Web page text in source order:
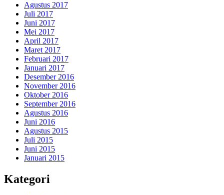
Agustus 2017
Juli 2017
Juni 2017
Mei 2017
April 2017
Maret 2017
Februari 2017
Januari 2017
Desember 2016
November 2016
Oktober 2016
September 2016
Agustus 2016
Juni 2016
Agustus 2015
Juli 2015
Juni 2015
Januari 2015
Kategori